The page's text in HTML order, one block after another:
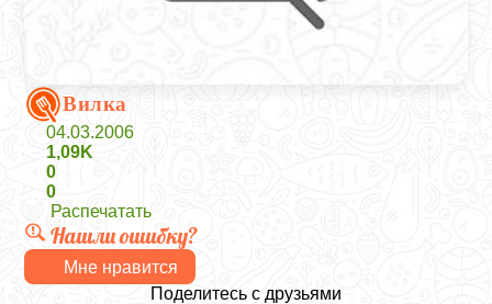
Вилка
04.03.2006
1,09K
0
0
Распечатать
Нашли ошибку?
Мне нравится
Поделитесь с друзьями